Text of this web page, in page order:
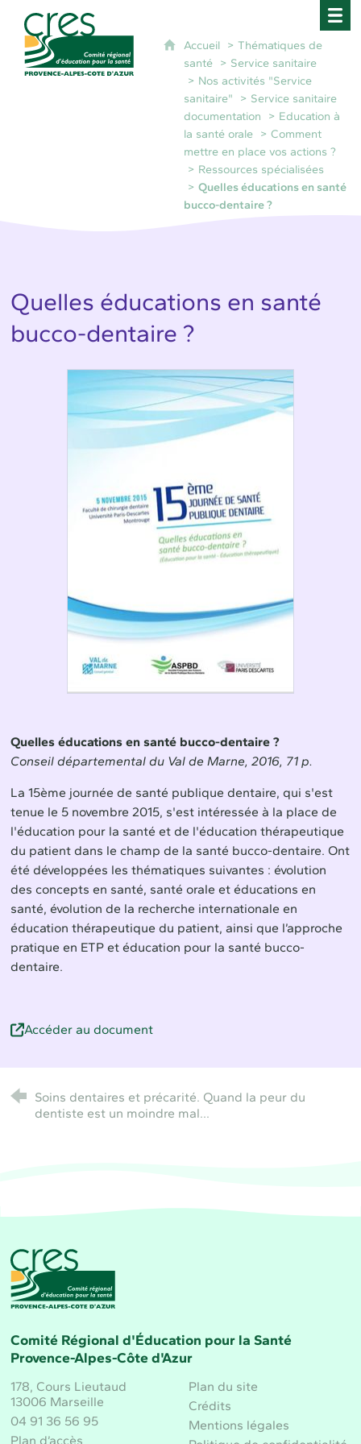
CRES Paca - Comité Régional d'Éducation
Accueil
Thématiques de
santé
Service sanitaire
Nos activités "Service
sanitaire"
Service sanitaire
documentation
Education à
la santé orale
Comment
mettre en place vos actions ?
Ressources spécialisées
Quelles éducations en santé
bucco-dentaire ?
Quelles éducations en santé
bucco-dentaire ?
Quelles éducations en santé bucco-dentaire ?
Conseil départemental du Val de Marne, 2016, 71 p.
La 15ème journée de santé publique dentaire, qui s'est
tenue le 5 novembre 2015, s'est intéressée à la place de
l'éducation pour la santé et de l'éducation thérapeutique
du patient dans le champ de la santé bucco-dentaire. Ont
été développées les thématiques suivantes : évolution
des concepts en santé, santé orale et éducations en
santé, évolution de la recherche internationale en
éducation thérapeutique du patient, ainsi que l’approche
pratique en ETP et éducation pour la santé bucco-
dentaire.
Accéder au document
Soins dentaires et précarité. Quand la peur du
dentiste est un moindre mal...
CRES Paca - Comité Régional d'Éducation pour la
Comité Régional d'Éducation pour la Santé
Provence-Alpes-Côte d'Azur
178, Cours Lieutaud
13006 Marseille
04 91 36 56 95
Plan d’accès
Plan du site
Crédits
Mentions légales